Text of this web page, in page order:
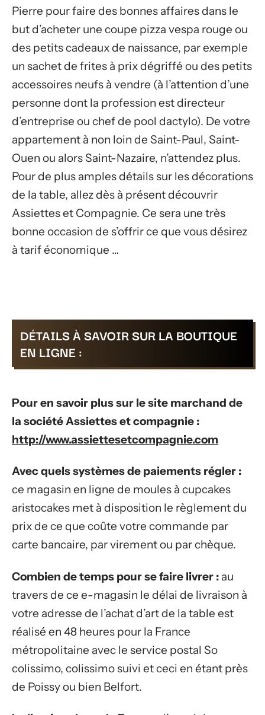
Pierre pour faire des bonnes affaires dans le
but d’acheter une coupe pizza vespa rouge ou
des petits cadeaux de naissance, par exemple
un sachet de frites à prix dégriffé ou des petits
accessoires neufs à vendre (à l’attention d’une
personne dont la profession est directeur
d’entreprise ou chef de pool dactylo). De votre
appartement à non loin de Saint-Paul, Saint-
Ouen ou alors Saint-Nazaire, n’attendez plus.
Pour de plus amples détails sur les décorations
de la table, allez dès à présent découvrir
Assiettes et Compagnie. Ce sera une très
bonne occasion de s’offrir ce que vous désirez
à tarif économique …
DÉTAILS À SAVOIR SUR LA BOUTIQUE
EN LIGNE :
Pour en savoir plus sur le site marchand de
la société Assiettes et compagnie :
http://www.assiettesetcompagnie.com
Avec quels systèmes de paiements régler :
ce magasin en ligne de moules à cupcakes
aristocakes met à disposition le règlement du
prix de ce que coûte votre commande par
carte bancaire, par virement ou par chèque.
Combien de temps pour se faire livrer : au
travers de ce e-magasin le délai de livraison à
votre adresse de l’achat d’art de la table est
réalisé en 48 heures pour la France
métropolitaine avec le service postal So
colissimo, colissimo suivi et ceci en étant près
de Poissy ou bien Belfort.